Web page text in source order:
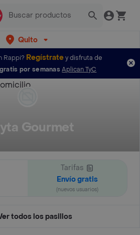
Quito
Rappi? Regístratey disfruta de
por semanas Aplican TyC
Gourmet
Tarifas
Envío gratis
(nuevos usuarios)
todos los pasillos